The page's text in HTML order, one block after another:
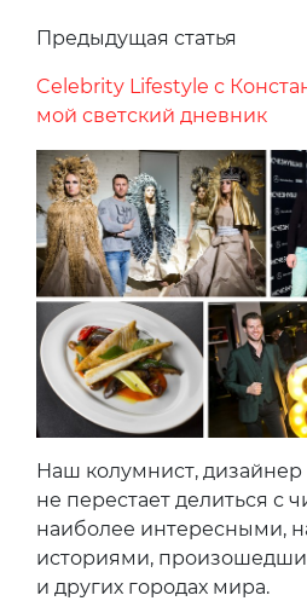
Предыдущая статья
Celebrity Lifestyle с
мой светский дневник
Наш колумнист, дизайнер
не перестает делиться с
наиболее интересными,
историями,
и других городах мира.